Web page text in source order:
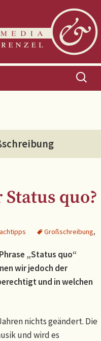
Suchen
nach:
quo?
Großschreibung,
„Status quo“
wir jedoch der
und in welchen
nichts geändert. Die
und wird es